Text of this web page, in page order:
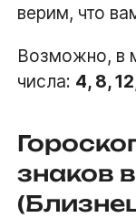
верим, что
Возможно, в
числа: 4, 8,
знаков